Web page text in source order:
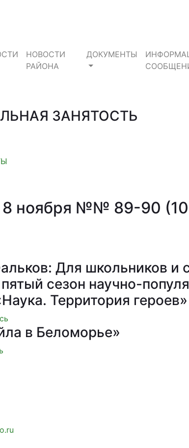
НОВОСТИ
РАЙОНА
ДОКУМЕНТЫ
ЗАНЯТОСТЬ
8 ноября №№ 89-90
Для школьников и
сезон научно-
Территория героев»
в Беломорье»